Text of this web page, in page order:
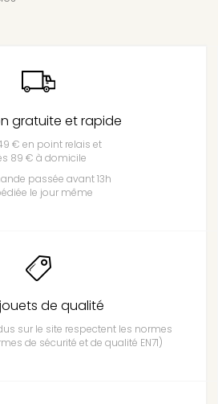
gratuite et rapide
€ en point relais et
89 € à domicile
passée avant 13h
le jour même
de qualité
sur le site respectent les normes
de sécurité et de qualité EN71)